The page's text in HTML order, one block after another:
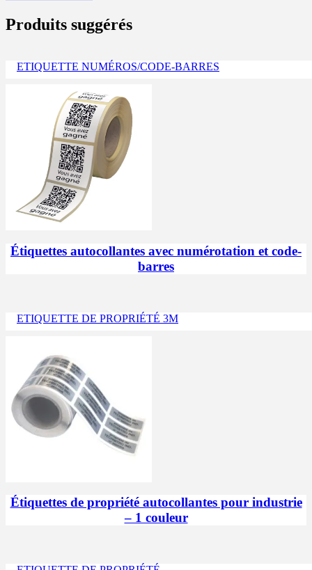
Produits suggérés
ETIQUETTE NUMÉROS/CODE-BARRES
Étiquettes autocollantes avec numérotation et code-
barres
ETIQUETTE DE PROPRIÉTÉ 3M
Étiquettes de propriété autocollantes pour industrie
– 1 couleur